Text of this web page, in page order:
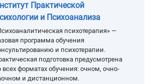
Практической
и Психоанализа
психотерапия» —
программа обучения
и психотерапии.
подготовка предусмотрена
всех форматах обучения: очном, очно-
и дистанционном.